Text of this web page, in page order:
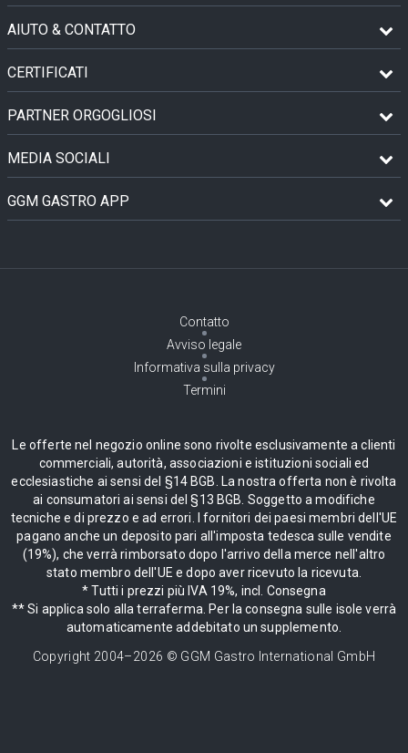
AIUTO & CONTATTO
CERTIFICATI
PARTNER ORGOGLIOSI
MEDIA SOCIALI
GGM GASTRO APP
Contatto
Avviso legale
Informativa sulla privacy
Termini
Le offerte nel negozio online sono rivolte esclusivamente a clienti
commerciali, autorità, associazioni e istituzioni sociali ed
ecclesiastiche ai sensi del §14 BGB. La nostra offerta non è rivolta
ai consumatori ai sensi del §13 BGB. Soggetto a modifiche
tecniche e di prezzo e ad errori. I fornitori dei paesi membri dell'UE
pagano anche un deposito pari all'imposta tedesca sulle vendite
(19%), che verrà rimborsato dopo l'arrivo della merce nell'altro
stato membro dell'UE e dopo aver ricevuto la ricevuta.
* Tutti i prezzi più IVA 19%, incl. Consegna
** Si applica solo alla terraferma. Per la consegna sulle isole verrà
automaticamente addebitato un supplemento.
Copyright 2004–2026 © GGM Gastro International GmbH